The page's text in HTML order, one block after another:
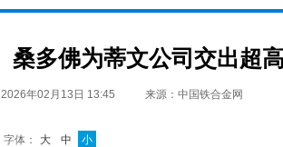
桑多佛为蒂文公司交出超
2026年02月13日 13:45 来源：中国铁合金网
字体： 大 中
小